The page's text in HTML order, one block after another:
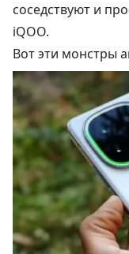
соседствуют и
iQOO.
Вот эти монстры